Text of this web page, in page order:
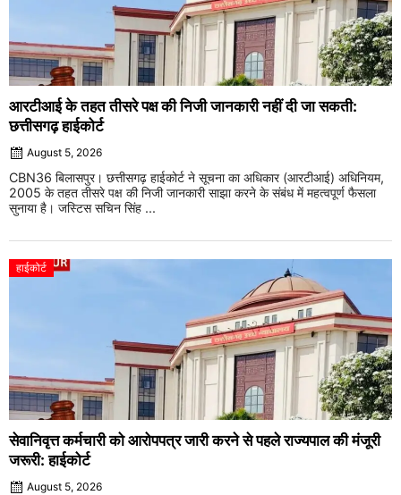
आरटीआई के तहत तीसरे पक्ष की निजी जानकारी नहीं दी जा सकती:
छत्तीसगढ़ हाईकोर्ट
August 5, 2026
CBN36 बिलासपुर। छत्तीसगढ़ हाईकोर्ट ने सूचना का अधिकार (आरटीआई) अधिनियम,
2005 के तहत तीसरे पक्ष की निजी जानकारी साझा करने के संबंध में महत्वपूर्ण फैसला
सुनाया है। जस्टिस सचिन सिंह ...
हाईकोर्ट
सेवानिवृत्त कर्मचारी को आरोपपत्र जारी करने से पहले राज्यपाल की मंजूरी
जरूरी: हाईकोर्ट
August 5, 2026